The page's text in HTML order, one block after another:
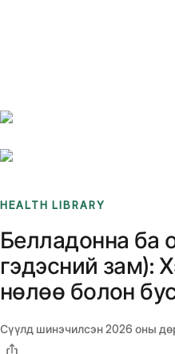
HEALTH LIBRARY
Белладонна ба
гэдэсний зам):
нөлөө болон
Сүүлд шинэчилсэн2026 оны